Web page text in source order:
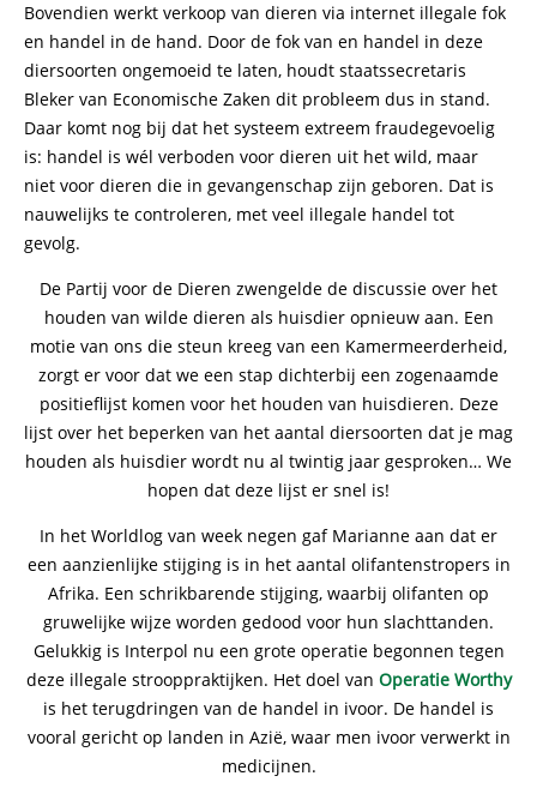
Bovendien werkt verkoop van dieren via internet illegale fok
en handel in de hand. Door de fok van en handel in deze
diersoorten ongemoeid te laten, houdt staatssecretaris
Bleker van Economische Zaken dit probleem dus in stand.
Daar komt nog bij dat het systeem extreem fraudegevoelig
is: handel is wél verboden voor dieren uit het wild, maar
niet voor dieren die in gevangenschap zijn geboren. Dat is
nauwelijks te controleren, met veel illegale handel tot
gevolg.
De Partij voor de Dieren zwengelde de discussie over het
houden van wilde dieren als huisdier opnieuw aan. Een
motie van ons die steun kreeg van een Kamermeerderheid,
zorgt er voor dat we een stap dichterbij een zogenaamde
positieflijst komen voor het houden van huisdieren. Deze
lijst over het beperken van het aantal diersoorten dat je mag
houden als huisdier wordt nu al twintig jaar gesproken… We
hopen dat deze lijst er snel is!
In het Worldlog van week negen gaf Marianne aan dat er
een aanzienlijke stijging is in het aantal olifantenstropers in
Afrika. Een schrikbarende stijging, waarbij olifanten op
gruwelijke wijze worden gedood voor hun slachttanden.
Gelukkig is Interpol nu een grote operatie begonnen tegen
deze illegale strooppraktijken. Het doel van Operatie Worthy
is het terugdringen van de handel in ivoor. De handel is
vooral gericht op landen in Azië, waar men ivoor verwerkt in
medicijnen.